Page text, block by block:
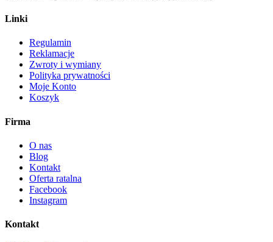
Linki
Regulamin
Reklamacje
Zwroty i wymiany
Polityka prywatności
Moje Konto
Koszyk
Firma
O nas
Blog
Kontakt
Oferta ratalna
Facebook
Instagram
Kontakt